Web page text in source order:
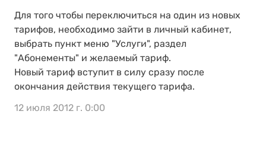
Для того чтобы переключиться на один из новых
тарифов, необходимо зайти в личный кабинет,
выбрать пункт меню "Услуги", раздел
"Абонементы" и желаемый тариф.
Новый тариф вступит в силу сразу после
окончания действия текущего тарифа.
12 июля 2012 г. 0:00